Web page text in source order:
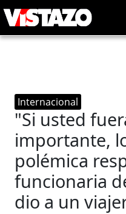
Internacional
"Si usted
importante,
polémica
funcionaria
dio a un